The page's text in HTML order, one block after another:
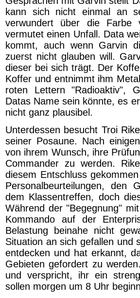
kann sich nicht einmal an
verwundert über die
vermutet einen Unfall. Data
kommt, auch wenn Garvin
zuerst nicht glauben will.
dieser bei sich trägt. Der
Koffer und entnimmt ihm
roten Lettern "Radioaktiv",
Datas Name sein könnte, es
nicht ganz plausibel.
Unterdessen besucht Troi
seiner Posaune. Nach
von ihrem Wunsch, ihre
Commander zu werden.
diesem Entschluss
Personalbeurteilungen, den
dem Klassentreffen, doch
Während der "Begegnung"
Kommando auf der
Belastung beinahe nicht
Situation an sich gefallen
entdecken und hat erkannt,
Gebieten gefordert zu
und verspricht, ihr ein
sollen morgen um 8 Uhr